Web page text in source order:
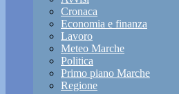
Cronaca
Economia e finanza
Lavoro
Meteo Marche
Politica
Primo piano Marche
Regione